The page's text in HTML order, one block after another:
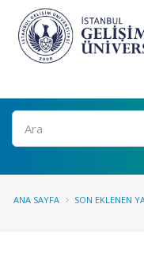
Ara
ANA SAYFA SON EKLENEN